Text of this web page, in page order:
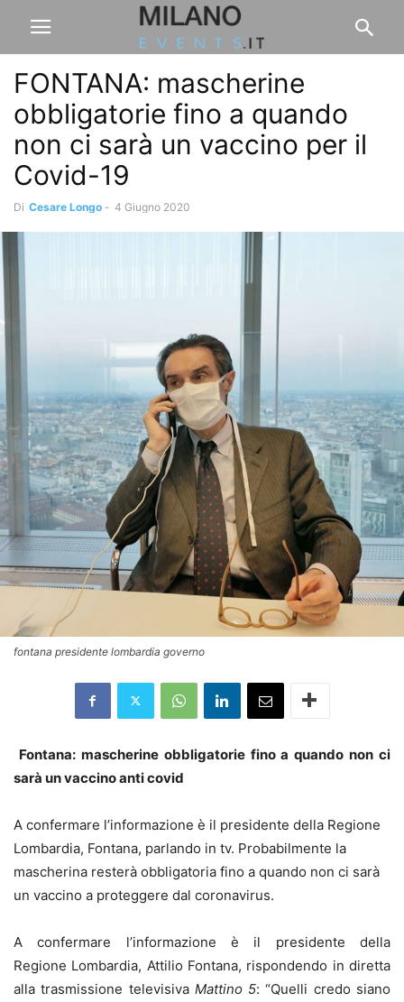
FONTANA: mascherine
obbligatorie fino a quando
non ci sarà un vaccino per il
Covid-19
Di Cesare Longo - 4 Giugno 2020
fontana presidente lombardia governo
Fontana: mascherine obbligatorie fino a quando non ci
sarà un vaccino anti covid
A confermare l’informazione è il presidente della Regione
Lombardia, Fontana, parlando in tv. Probabilmente la
mascherina resterà obbligatoria fino a quando non ci sarà
un vaccino a proteggere dal coronavirus.
A confermare l’informazione è il presidente della
Regione Lombardia, Attilio Fontana, rispondendo in diretta
alla trasmissione televisiva Mattino 5: “Quelli credo siano